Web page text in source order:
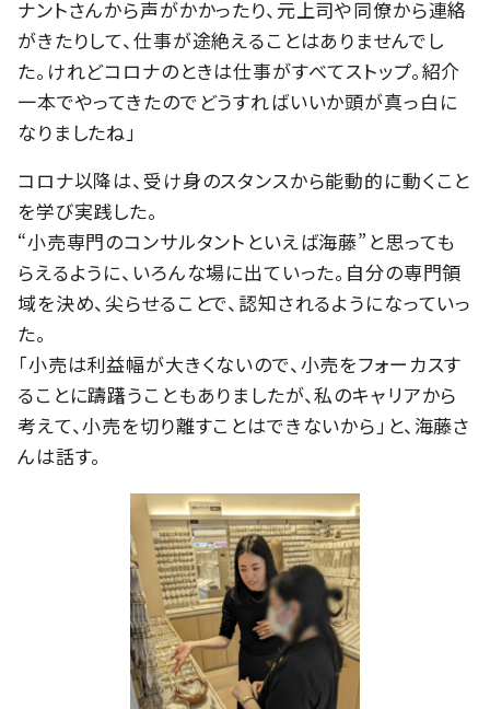
ナントさんから声がかかったり、元上司や同僚から連絡
がきたりして、仕事が途絶えることはありませんでし
た。けれどコロナのときは仕事がすべてストップ。紹介
一本でやってきたのでどうすればいいか頭が真っ白に
なりましたね」
コロナ以降は、受け身のスタンスから能動的に動くこと
を学び実践した。
“小売専門のコンサルタントといえば海藤”と思っても
らえるように、いろんな場に出ていった。自分の専門領
域を決め、尖らせることで、認知されるようになっていっ
た。
「小売は利益幅が大きくないので、小売をフォーカスす
ることに躊躇うこともありましたが、私のキャリアから
考えて、小売を切り離すことはできないから」と、海藤さ
んは話す。